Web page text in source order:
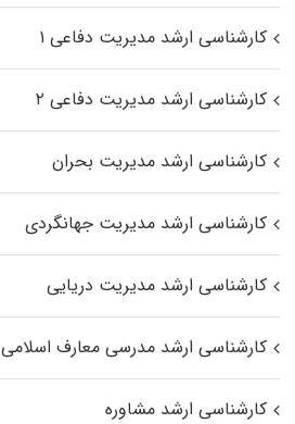
کارشناسی ارشد مدیریت دفاعی ۱
کارشناسی ارشد مدیریت دفاعی ۲
کارشناسی ارشد مدیریت بحران
کارشناسی ارشد مدیریت جهانگردی
کارشناسی ارشد مدیریت دریایی
کارشناسی ارشد مدرسی معارف اسلامی
کارشناسی ارشد مشاوره